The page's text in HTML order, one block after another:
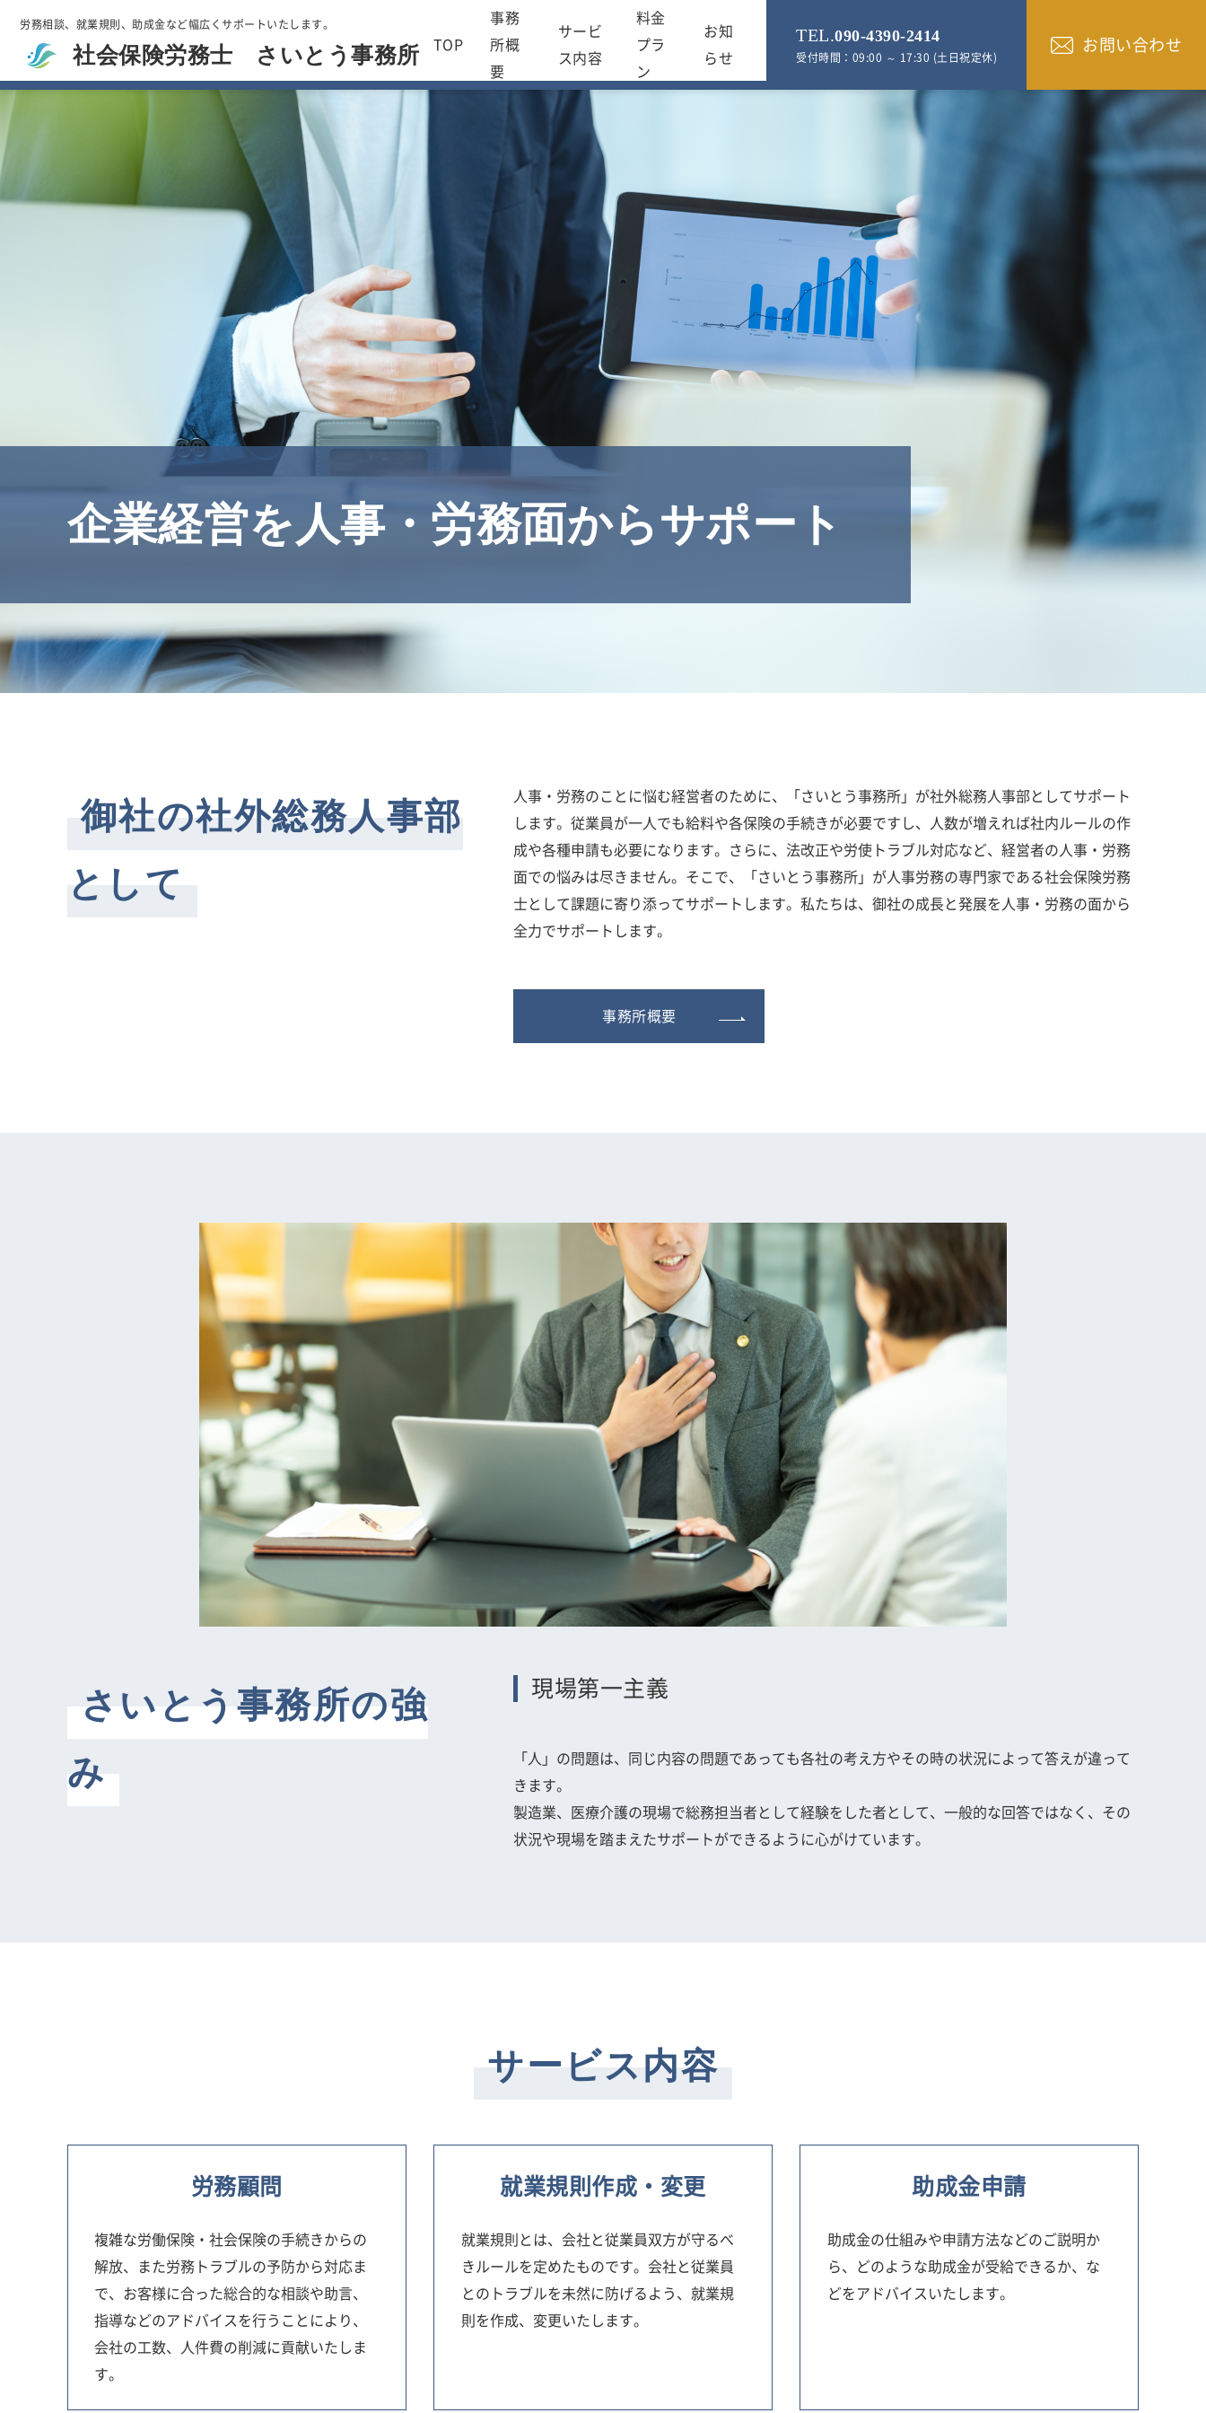
労務相談、就業規則、助成金など幅広くサポートいたします。
社会保険労務士 さいとう事務所 TOP
事務
所概
要
サービ
ス内容
料金
プラ
ン
お知
らせ
TEL.090-4390-2414
受付時間：09:00 ～ 17:30 (土日祝定休)
お問い合わせ
企業経営を人事・労務面からサポート
御社の社外総務人事部
として
人事・労務のことに悩む経営者のために、「さいとう事務所」が社外総務人事部としてサポート
します。従業員が一人でも給料や各保険の手続きが必要ですし、人数が増えれば社内ルールの作
成や各種申請も必要になります。さらに、法改正や労使トラブル対応など、経営者の人事・労務
面での悩みは尽きません。そこで、「さいとう事務所」が人事労務の専門家である社会保険労務
士として課題に寄り添ってサポートします。私たちは、御社の成長と発展を人事・労務の面から
全力でサポートします。
事務所概要
さいとう事務所の強
み
現場第一主義
「人」の問題は、同じ内容の問題であっても各社の考え方やその時の状況によって答えが違って
きます。
製造業、医療介護の現場で総務担当者として経験をした者として、一般的な回答ではなく、その
状況や現場を踏まえたサポートができるように心がけています。
サービス内容
労務顧問
複雑な労働保険・社会保険の手続きからの
解放、また労務トラブルの予防から対応ま
で、お客様に合った総合的な相談や助言、
指導などのアドバイスを行うことにより、
会社の工数、人件費の削減に貢献いたしま
す。
就業規則作成・変更
就業規則とは、会社と従業員双方が守るべ
きルールを定めたものです。会社と従業員
とのトラブルを未然に防げるよう、就業規
則を作成、変更いたします。
助成金申請
助成金の仕組みや申請方法などのご説明か
ら、どのような助成金が受給できるか、な
どをアドバイスいたします。